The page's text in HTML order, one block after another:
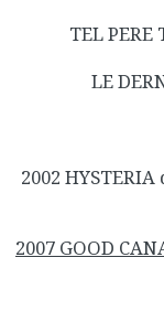
TEL
LE
2002
2007 GOOD